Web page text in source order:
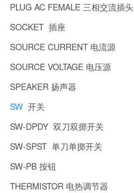
PLUG AC FEMALE 三相交流插头
SOCKET 插座
SOURCE CURRENT 电流源
SOURCE VOLTAGE 电压源
SPEAKER 扬声器
SW 开关
SW-DPDY 双刀双掷开关
SW-SPST 单刀单掷开关
SW-PB 按钮
THERMISTOR 电热调节器